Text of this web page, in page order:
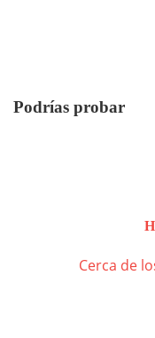
Podrías probar
Cerca de